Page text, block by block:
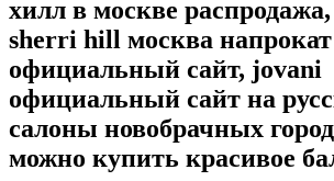
хилл в москве
sherri hill москва напрокат
официальный сайт, jovani
официальный сайт на
салоны новобрачных
можно купить красивое